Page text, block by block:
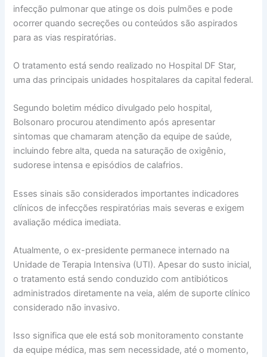
infecção pulmonar que atinge os dois pulmões e pode
ocorrer quando secreções ou conteúdos são aspirados
para as vias respiratórias.
O tratamento está sendo realizado no Hospital DF Star,
uma das principais unidades hospitalares da capital federal.
Segundo boletim médico divulgado pelo hospital,
Bolsonaro procurou atendimento após apresentar
sintomas que chamaram atenção da equipe de saúde,
incluindo febre alta, queda na saturação de oxigênio,
sudorese intensa e episódios de calafrios.
Esses sinais são considerados importantes indicadores
clínicos de infecções respiratórias mais severas e exigem
avaliação médica imediata.
Atualmente, o ex-presidente permanece internado na
Unidade de Terapia Intensiva (UTI). Apesar do susto inicial,
o tratamento está sendo conduzido com antibióticos
administrados diretamente na veia, além de suporte clínico
considerado não invasivo.
Isso significa que ele está sob monitoramento constante
da equipe médica, mas sem necessidade, até o momento,